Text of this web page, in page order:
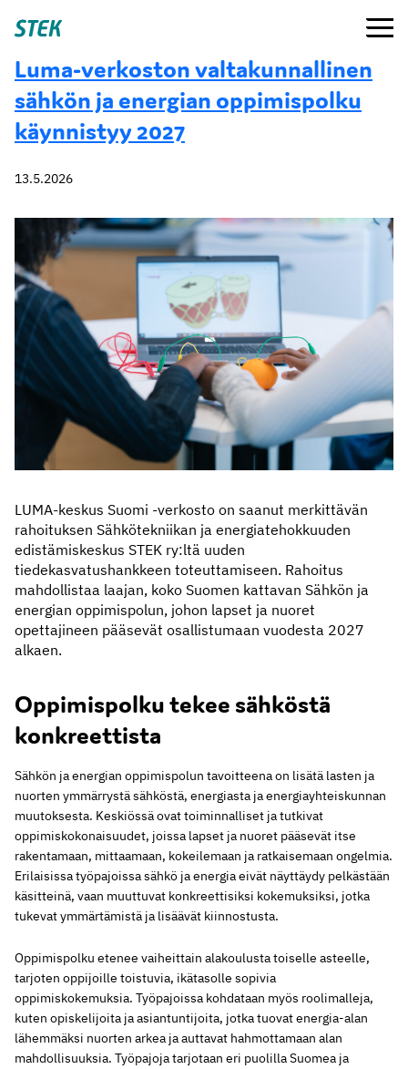
suoraan
Stek Valikko
Luma-verkoston valtakunnallinen
sähkön ja energian oppimispolku
käynnistyy 2027
13.5.2026
LUMA-keskus Suomi -verkosto on saanut merkittävän
rahoituksen Sähkötekniikan ja energiatehokkuuden
edistämiskeskus STEK ry:ltä uuden
tiedekasvatushankkeen toteuttamiseen. Rahoitus
mahdollistaa laajan, koko Suomen kattavan Sähkön ja
energian oppimispolun, johon lapset ja nuoret
opettajineen pääsevät osallistumaan vuodesta 2027
alkaen.
Oppimispolku tekee sähköstä
konkreettista
Sähkön ja energian oppimispolun tavoitteena on lisätä lasten ja
nuorten ymmärrystä sähköstä, energiasta ja energiayhteiskunnan
muutoksesta. Keskiössä ovat toiminnalliset ja tutkivat
oppimiskokonaisuudet, joissa lapset ja nuoret pääsevät itse
rakentamaan, mittaamaan, kokeilemaan ja ratkaisemaan ongelmia.
Erilaisissa työpajoissa sähkö ja energia eivät näyttäydy pelkästään
käsitteinä, vaan muuttuvat konkreettisiksi kokemuksiksi, jotka
tukevat ymmärtämistä ja lisäävät kiinnostusta.
Oppimispolku etenee vaiheittain alakoulusta toiselle asteelle,
tarjoten oppijoille toistuvia, ikätasolle sopivia
oppimiskokemuksia. Työpajoissa kohdataan myös roolimalleja,
kuten opiskelijoita ja asiantuntijoita, jotka tuovat energia-alan
lähemmäksi nuorten arkea ja auttavat hahmottamaan alan
mahdollisuuksia. Työpajoja tarjotaan eri puolilla Suomea ja